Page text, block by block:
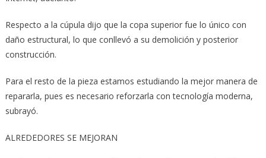
Respecto a la cúpula dijo que la copa superior fue lo único con
daño estructural, lo que conllevó a su demolición y posterior
construcción.
Para el resto de la pieza estamos estudiando la mejor manera de
repararla, pues es necesario reforzarla con tecnología moderna,
subrayó.
ALREDEDORES SE MEJORAN